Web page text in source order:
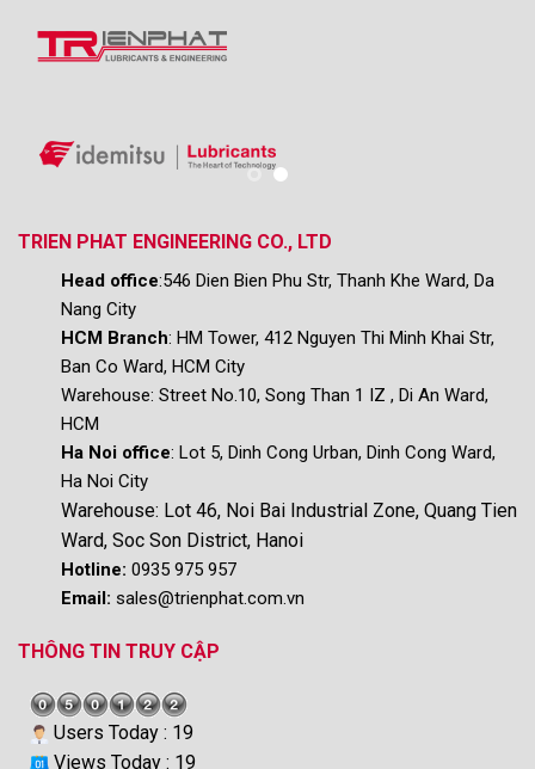
TRIEN PHAT ENGINEERING CO., LTD
Head office:546 Dien Bien Phu Str, Thanh Khe Ward, Da
Nang City
HCM Branch: HM Tower, 412 Nguyen Thi Minh Khai Str,
Ban Co Ward, HCM City
Warehouse: Street No.10, Song Than 1 IZ , Di An Ward,
HCM
Ha Noi office: Lot 5, Dinh Cong Urban, Dinh Cong Ward,
Ha Noi City
Warehouse: Lot 46, Noi Bai Industrial Zone, Quang Tien
Ward, Soc Son District, Hanoi
Hotline: 0935 975 957
Email: sales@trienphat.com.vn
THÔNG TIN TRUY CẬP
Users Today : 19
Views Today : 19